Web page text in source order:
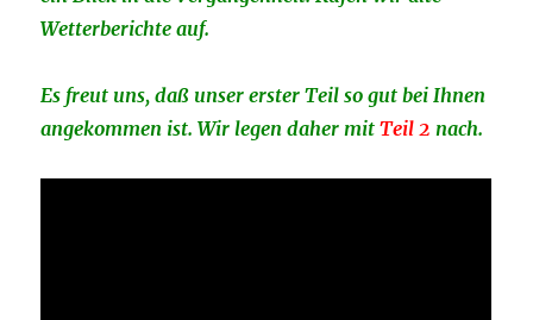
Wetterberichte auf.
Es freut uns, daß unser erster Teil so gut bei Ihnen
angekommen ist. Wir legen daher mit Teil 2 nach.